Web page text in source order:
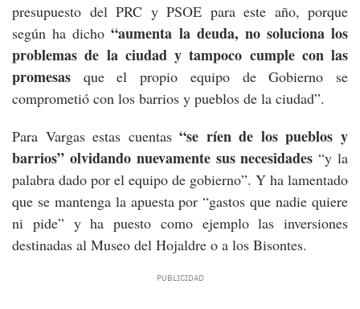
presupuesto del PRC y PSOE para este año, porque
según ha dicho“aumenta la deuda, no soluciona los
problemas de la ciudad y tampoco cumple con las
promesas que el propio equipo de Gobierno se
comprometió con los barrios y pueblos de la ciudad”.
Para Vargas estas cuentas“se ríen de los pueblos y
barrios” olvidando nuevamente sus necesidades“y la
palabra dado por el equipo de gobierno”. Y ha lamentado
que se mantenga la apuesta por “gastos que nadie quiere
ni pide” y ha puesto como ejemplo las inversiones
destinadas al Museo del Hojaldre o a los Bisontes.